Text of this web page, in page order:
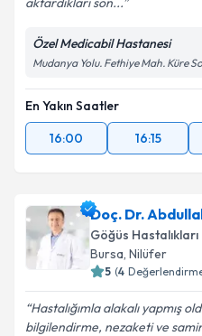
Özel Medicabil Hastanesi
Mudanya Yolu. Fethiye Mah. Küre
En Yakın Saatler
16:00
16:15
Doç. Dr.
Göğüs Hastalıkları
Bursa, Nilüfer
5 (4
Hastalığımla alakalı yapmış
bilgilendirme, nezaketi ve